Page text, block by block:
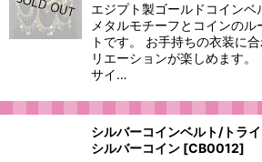
エジプト製ゴールドコイン
メタルモチーフとコインの
トです。 お手持ちの衣装に
リエーションが楽しめます
サイ…
シルバーコインベルト/トラ
シルバーコイン [CB0012]